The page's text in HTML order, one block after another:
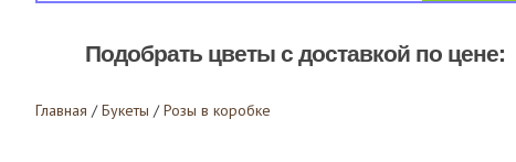
Подобрать цветы с доставкой по цене:
Главная / Букеты / Розы в коробке